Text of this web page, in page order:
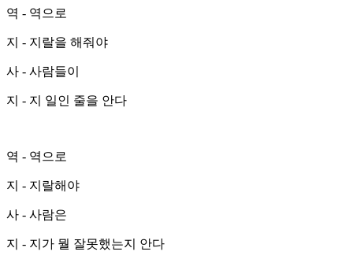
역 - 역으로
지 - 지랄을 해줘야
사 - 사람들이
지 - 지 일인 줄을 안다
역 - 역으로
지 - 지랄해야
사 - 사람은
지 - 지가 뭘 잘못했는지 안다